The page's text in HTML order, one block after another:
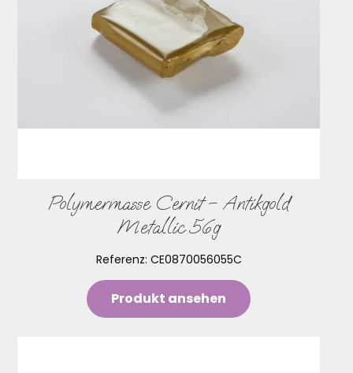
Polymermasse Cernit – Antikgold
Metallic 56g
Referenz: CE0870056055C
Produkt ansehen